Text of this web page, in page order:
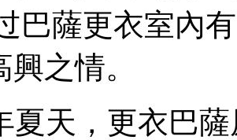
过巴薩更衣室
情。
天，更衣